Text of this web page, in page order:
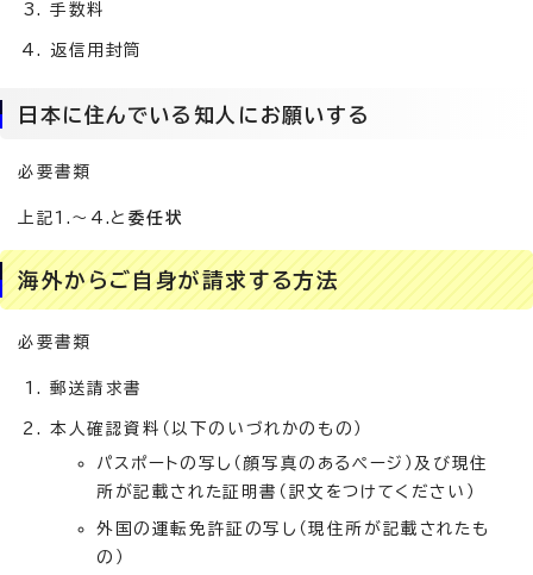
手数料
返信用封筒
日本に住んでいる知人にお願いする
必要書類
上記1.～4.と 委任状
海外からご自身が請求する方法
必要書類
郵送請求書
本人確認資料（以下のいづれかのもの）
パスポートの写し（顔写真のあるページ）及び現住
所が記載された証明書（訳文をつけてください）
外国の運転免許証の写し（現住所が記載されたも
の）